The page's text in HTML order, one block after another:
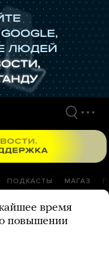
ПОДКАСТЫ МАГАЗ
время
повышении